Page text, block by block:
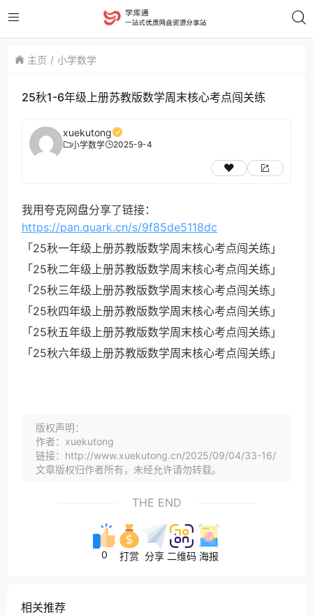
主页 小学数学
25秋1-6年级上册苏教版数学周末核心考点闯关练
xuekutong
小学数学 2025-9-4
我用夸克网盘分享了链接：
https://pan.quark.cn/s/9f85de5118dc
「25秋一年级上册苏教版数学周末核心考点闯关练」
「25秋二年级上册苏教版数学周末核心考点闯关练」
「25秋三年级上册苏教版数学周末核心考点闯关练」
「25秋四年级上册苏教版数学周末核心考点闯关练」
「25秋五年级上册苏教版数学周末核心考点闯关练」
「25秋六年级上册苏教版数学周末核心考点闯关练」
版权声明：
作者：xuekutong
链接：http://www.xuekutong.cn/2025/09/04/33-16/
文章版权归作者所有，未经允许请勿转载。
THE END
0 打赏 分享 二维码 海报
相关推荐